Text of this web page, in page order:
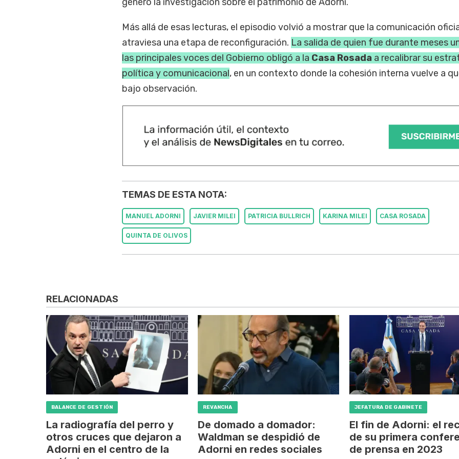
Más allá de esas lecturas, el episodio volvió a mostrar que la comunicación
atraviesa una etapa de reconfiguración. La salida de quien fue durante meses
las principales voces del Gobierno obligó a la Casa Rosadaa recalibrar su
política y comunicacional, en un contexto donde la cohesión interna vuelve a
bajo observación.
TEMAS DE ESTA NOTA:
MANUEL ADORNI JAVIER MILEI PATRICIA BULLRICH KARINA MILEI CASA ROSADA
QUINTA DE OLIVOS
RELACIONADAS
BALANCE DE GESTIÓN
La radiografía del perro y
otros cruces que dejaron a
Adorni en el centro de la
REVANCHA
De domado a domador:
Waldman se despidió de
Adorni en redes sociales
JEFATURA DE GABINETE
El fin de Adorni: el
de su primera
de prensa en 2023